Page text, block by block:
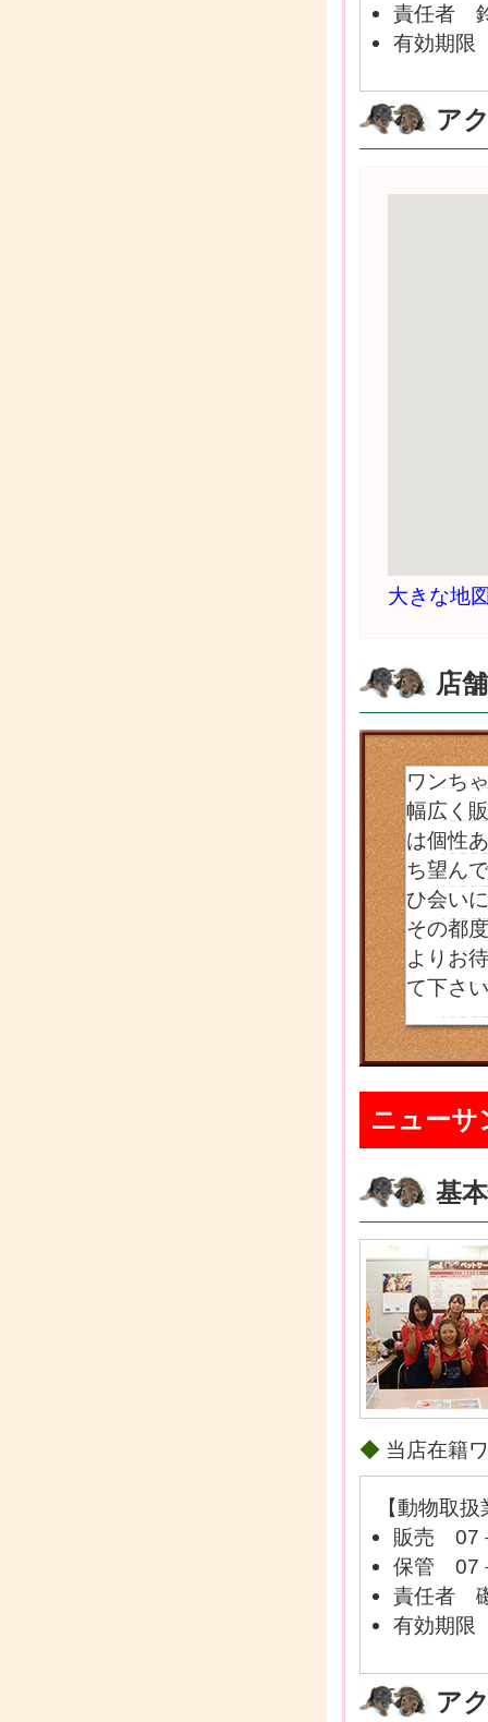
責任者
有効期限
ア
大きな地
店
ワンち
幅広く
は個性
ち望ん
ひ会い
その都
よりお
て下さ
ニューサ
基
◆ 当店在籍
【動物取
販売 07
保管 07
責任者
有効期限
ア